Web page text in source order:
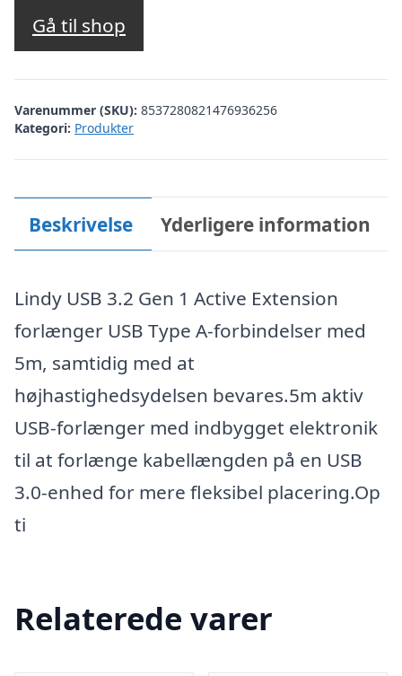
Gå til shop
Varenummer (SKU): 8537280821476936256
Kategori: Produkter
Beskrivelse Yderligere information
Lindy USB 3.2 Gen 1 Active Extension
forlænger USB Type A-forbindelser med
5m, samtidig med at
højhastighedsydelsen bevares.5m aktiv
USB-forlænger med indbygget elektronik
til at forlænge kabellængden på en USB
3.0-enhed for mere fleksibel placering.Op
ti
Relaterede varer